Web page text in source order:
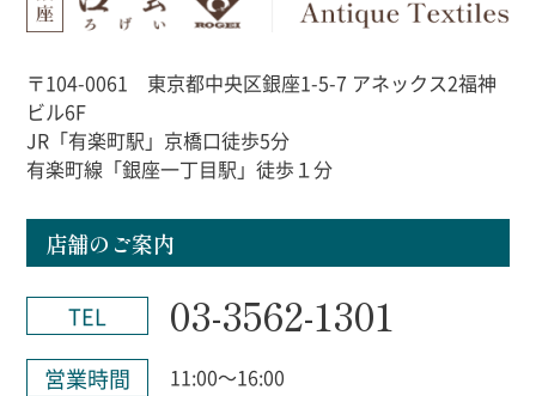
〒104-0061 東京都中央区銀座1-5-7 アネックス2福神
ビル6F
JR「有楽町駅」京橋口徒歩5分
有楽町線「銀座一丁目駅」徒歩１分
店舗のご案内
TEL 03-3562-1301
営業時間 11:00～16:00